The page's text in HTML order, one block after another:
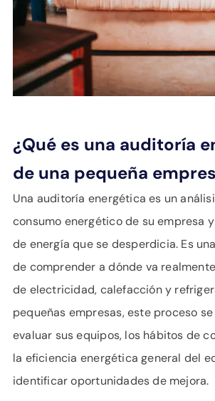
¿Qué es una auditoría
de una pequeña
Una auditoría energética es un
consumo energético de su empresa
de energía que se desperdicia. Es
de comprender a dónde va
de electricidad, calefacción y
pequeñas empresas, este proceso
evaluar sus equipos, los hábitos de
la eficiencia energética general del
identificar oportunidades de mejora.